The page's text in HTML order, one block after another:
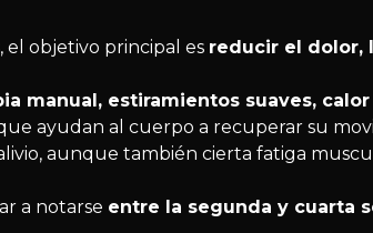
el objetivo principal es reducir el dolor,
manual, estiramientos suaves,
ayudan al cuerpo a recuperar su
aunque también cierta fatiga
a notarse entre la segunda y cuarta